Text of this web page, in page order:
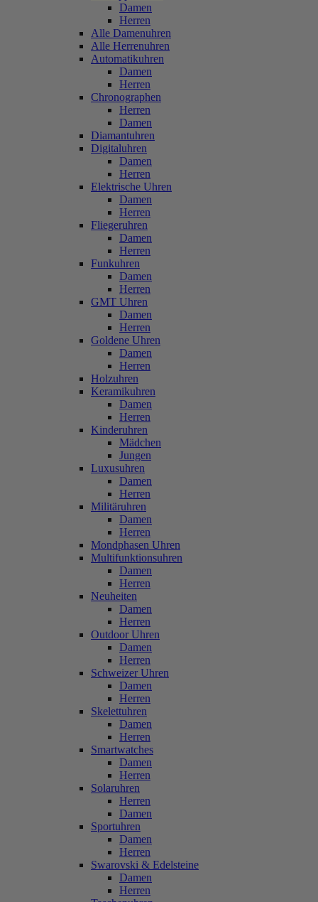
Damen
Herren
Alle Damenuhren
Alle Herrenuhren
Automatikuhren
Damen
Herren
Chronographen
Herren
Damen
Diamantuhren
Digitaluhren
Damen
Herren
Elektrische Uhren
Damen
Herren
Fliegeruhren
Damen
Herren
Funkuhren
Damen
Herren
GMT Uhren
Damen
Herren
Goldene Uhren
Damen
Herren
Holzuhren
Keramikuhren
Damen
Herren
Kinderuhren
Mädchen
Jungen
Luxusuhren
Damen
Herren
Militäruhren
Damen
Herren
Mondphasen Uhren
Multifunktionsuhren
Damen
Herren
Neuheiten
Damen
Herren
Outdoor Uhren
Damen
Herren
Schweizer Uhren
Damen
Herren
Skelettuhren
Damen
Herren
Smartwatches
Damen
Herren
Solaruhren
Herren
Damen
Sportuhren
Damen
Herren
Swarovski & Edelsteine
Damen
Herren